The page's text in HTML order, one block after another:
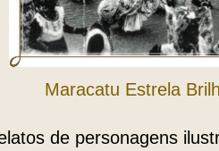
Maracatu Estrela
de personagens